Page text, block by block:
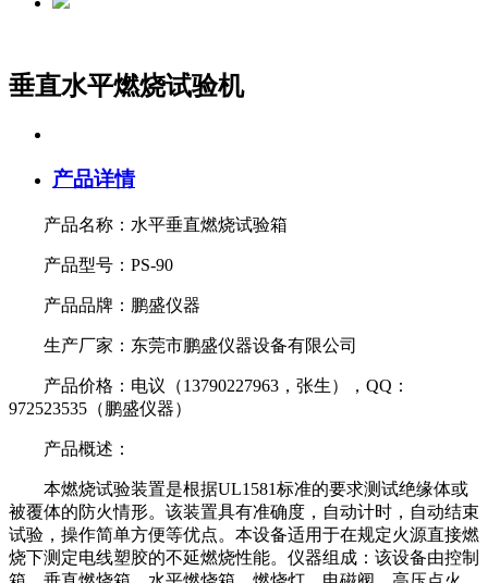
垂直水平燃烧试验机
产品详情
产品名称：水平垂直燃烧试验箱
产品型号：PS-90
产品品牌：鹏盛仪器
生产厂家：东莞市鹏盛仪器设备有限公司
产品价格： 电议（13790227963，张生），QQ：
972523535（鹏盛仪器）
产品概述：
本燃烧试验装置是根据UL1581标准的要求测试绝缘体或
被覆体的防火情形。该装置具有准确度，自动计时，自动结束
试验，操作简单方便等优点。本设备适用于在规定火源直接燃
烧下测定电线塑胶的不延燃烧性能。仪器组成：该设备由控制